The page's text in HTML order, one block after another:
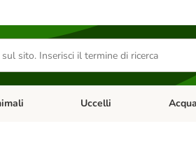
Diete e antiparassitari
Apri Menu Categoria: Piccoli
Uccelli Apri